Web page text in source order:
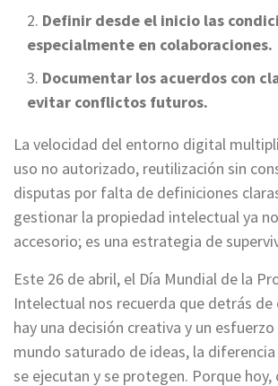
Definir desde el inicio las
especialmente en colaboraciones.
Documentar los acuerdos con
evitar conflictos futuros.
La velocidad del entorno digital
uso no autorizado, reutilización sin
disputas por falta de definiciones
gestionar la propiedad intelectual ya
accesorio; es una estrategia de
Este 26 de abril, el Día Mundial de la
Intelectual nos recuerda que detrás
hay una decisión creativa y un esfuerzo
mundo saturado de ideas, la
se ejecutan y se protegen. Porque hoy,